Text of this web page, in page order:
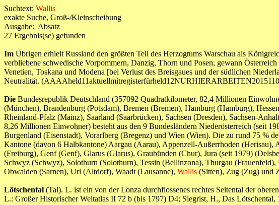
Suchtext: Wallis
exakte Suche, Groß-/Kleinscheibung
Ausgabe: Absatz
27 Ergebnis(se) gefunden
Im Übrigen erhielt Russland den größten Teil des Herzogtums Warschau als
verbliebene schwedische Vorpommern, Danzig, Thorn und Posen, gewann
Venetien, Toskana und Modena [bei Verlust des Breisgaues und der südlichen
Neutralität.
Die Bundesrepublik Deutschland (357092 Quadratkilometer, 82,4 Millionen
(München), Brandenburg (Potsdam), Bremen (Bremen), Hamburg (Hamburg),
Rheinland-Pfalz (Mainz), Saarland (Saarbrücken), Sachsen (Dresden), Sachsen-
8,26 Millionen Einwohner) besteht aus den 9 Bundesländern Niederösterreich (seit
Burgenland (Eisenstadt), Vorarlberg (Bregenz) und Wien (Wien). Die zu rund 75 %
Kantone (davon 6 Halbkantone) Aargau (Aarau), Appenzell-Außerrhoden
(Freiburg), Genf (Genf), Glarus (Glarus), Graubünden (Chur), Jura (seit 1979)
Schwyz (Schwyz), Solothurn (Solothurn), Tessin (Bellinzona), Thurgau
Obwalden (Sarnen), Uri (Altdorf), Waadt (Lausanne), Wallis (Sitten), Zug (Zug) und
Lötschental (Tal). L. ist ein von der Lonza durchflossenes rechtes Seitental der
L.: Großer Historischer Weltatlas II 72 b (bis 1797) D4; Siegrist, H., Das